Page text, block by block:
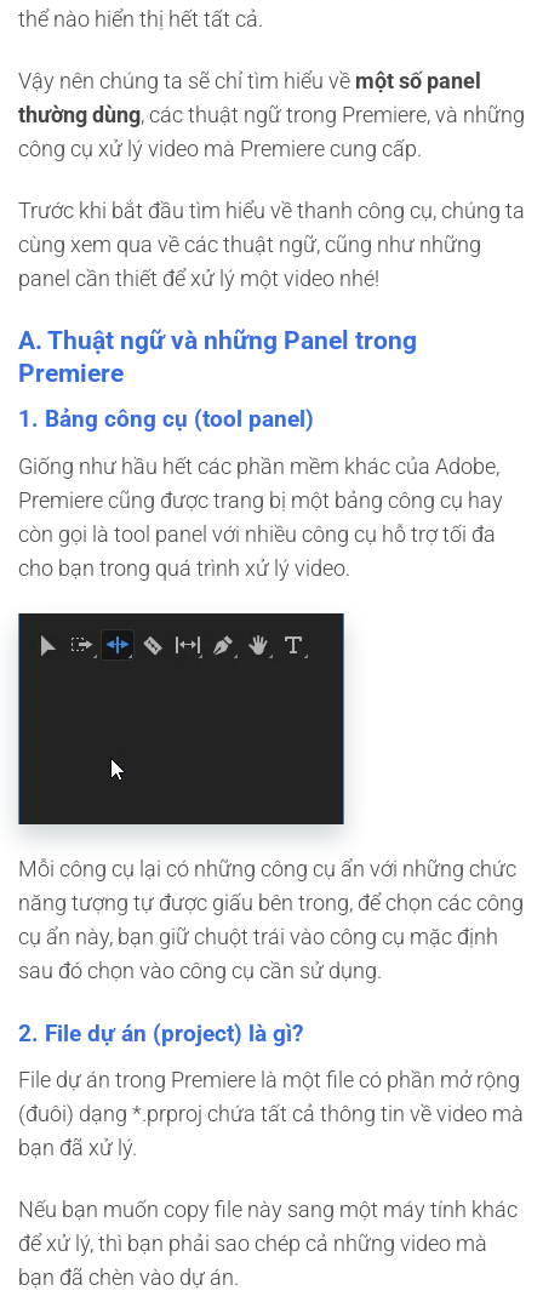
C. Tổng kết
thể nào hiển thị hết tất cả.
Vậy nên chúng ta sẽ chỉ tìm hiểu về một số panel
thường dùng, các thuật ngữ trong Premiere, và những
công cụ xử lý video mà Premiere cung cấp.
Trước khi bắt đầu tìm hiểu về thanh công cụ, chúng ta
cùng xem qua về các thuật ngữ, cũng như những
panel cần thiết để xử lý một video nhé!
A. Thuật ngữ và những Panel trong
Premiere
1. Bảng công cụ (tool panel)
Giống như hầu hết các phần mềm khác của Adobe,
Premiere cũng được trang bị một bảng công cụ hay
còn gọi là tool panel với nhiều công cụ hỗ trợ tối đa
cho bạn trong quá trình xử lý video.
Mỗi công cụ lại có những công cụ ẩn với những chức
năng tượng tự được giấu bên trong, để chọn các công
cụ ẩn này, bạn giữ chuột trái vào công cụ mặc định
sau đó chọn vào công cụ cần sử dụng.
2. File dự án (project) là gì?
File dự án trong Premiere là một file có phần mở rộng
(đuôi) dạng *.prproj chứa tất cả thông tin về video mà
bạn đã xử lý.
Nếu bạn muốn copy file này sang một máy tính khác
để xử lý, thì bạn phải sao chép cả những video mà
bạn đã chèn vào dự án.